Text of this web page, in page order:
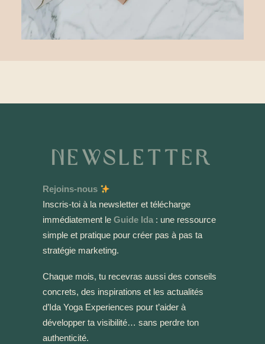
Newsletter
Rejoins-nous
Inscris-toi à la newsletter et télécharge
immédiatement le Guide Ida : une ressource
simple et pratique pour créer pas à pas ta
stratégie marketing.
Chaque mois, tu recevras aussi des conseils
concrets, des inspirations et les actualités
d’Ida Yoga Experiences pour t’aider à
développer ta visibilité… sans perdre ton
authenticité.